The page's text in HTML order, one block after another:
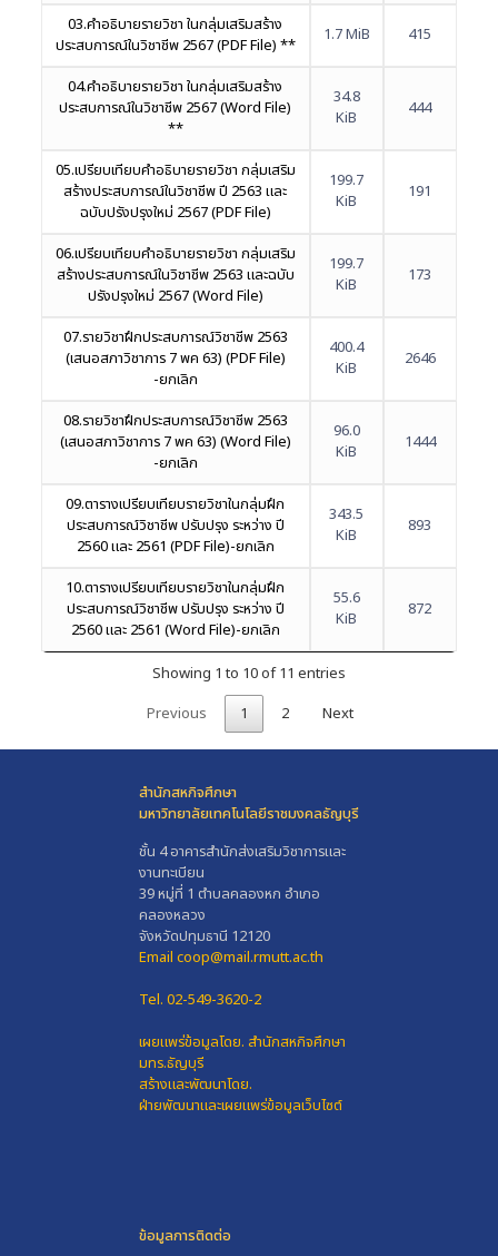
03.คำอธิบายรายวิชา ในกลุ่มเสริมสร้าง
ประสบการณ์ในวิชาชีพ 2567 (PDF File) **
1.7 MiB 415
04.คำอธิบายรายวิชา ในกลุ่มเสริมสร้าง
ประสบการณ์ในวิชาชีพ 2567 (Word File)
**
34.8
KiB
444
05.เปรียบเทียบคำอธิบายรายวิชา กลุ่มเสริม
สร้างประสบการณ์ในวิชาชีพ ปี 2563 และ
ฉบับปรังปรุงใหม่ 2567 (PDF File)
199.7
KiB
191
06.เปรียบเทียบคำอธิบายรายวิชา กลุ่มเสริม
สร้างประสบการณ์ในวิชาชีพ 2563 และฉบับ
ปรังปรุงใหม่ 2567 (Word File)
199.7
KiB
173
07.รายวิชาฝึกประสบการณ์วิชาชีพ 2563
(เสนอสภาวิชาการ 7 พค 63) (PDF File)
-ยกเลิก
400.4
KiB
2646
08.รายวิชาฝึกประสบการณ์วิชาชีพ 2563
(เสนอสภาวิชาการ 7 พค 63) (Word File)
-ยกเลิก
96.0
KiB
1444
09.ตารางเปรียบเทียบรายวิชาในกลุ่มฝึก
ประสบการณ์วิชาชีพ ปรับปรุง ระหว่าง ปี
2560 และ 2561 (PDF File)-ยกเลิก
343.5
KiB
893
10.ตารางเปรียบเทียบรายวิชาในกลุ่มฝึก
ประสบการณ์วิชาชีพ ปรับปรุง ระหว่าง ปี
2560 และ 2561 (Word File)-ยกเลิก
55.6
KiB
872
Showing 1 to 10 of 11 entries
Previous
1 2 Next
สำนักสหกิจศึกษา
มหาวิทยาลัยเทคโนโลยีราชมงคลธัญบุรี
ชั้น 4 อาคารสำนักส่งเสริมวิชาการและ
งานทะเบียน
39 หมู่ที่ 1 ตำบลคลองหก อำเภอ
คลองหลวง
จังหวัดปทุมธานี 12120
Email coop@mail.rmutt.ac.th
Tel. 02-549-3620-2
เผยแพร่ข้อมูลโดย. สำนักสหกิจศึกษา
มทร.ธัญบุรี
สร้างและพัฒนาโดย.
ฝ่ายพัฒนาและเผยแพร่ข้อมูลเว็บไซต์
ข้อมูลการติดต่อ